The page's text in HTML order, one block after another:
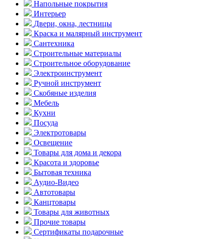
Напольные покрытия
Интерьер
Двери, окна, лестницы
Краска и малярный инструмент
Сантехника
Строительные материалы
Строительное оборудование
Электроинструмент
Ручной инструмент
Скобяные изделия
Мебель
Кухни
Посуда
Электротовары
Освещение
Товары для дома и декора
Красота и здоровье
Бытовая техника
Аудио-Видео
Автотовары
Канцтовары
Товары для животных
Прочие товары
Сертификаты подарочные